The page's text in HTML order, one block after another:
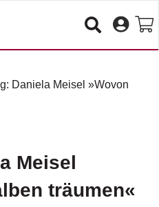
Daniela Meisel »Wovon
Meisel
träumen«